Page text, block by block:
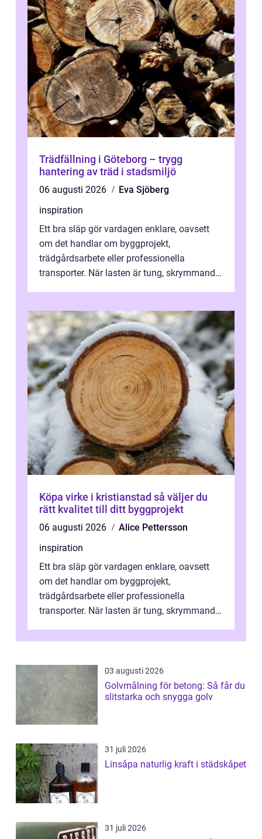
Trädfällning i Göteborg – trygg
hantering av träd i stadsmiljö
06 augusti 2026
Eva Sjöberg
inspiration
Ett bra släp gör vardagen enklare, oavsett
om det handlar om byggprojekt,
trädgårdsarbete eller professionella
transporter. När lasten är tung, skrymmande
Köpa virke i kristianstad så väljer du
rätt kvalitet till ditt byggprojekt
06 augusti 2026
Alice Pettersson
inspiration
Ett bra släp gör vardagen enklare, oavsett
om det handlar om byggprojekt,
trädgårdsarbete eller professionella
transporter. När lasten är tung, skrymmande
03 augusti 2026
Golvmålning för betong: Så får du
slitstarka och snygga golv
31 juli 2026
Linsåpa naturlig kraft i städskåpet
31 juli 2026